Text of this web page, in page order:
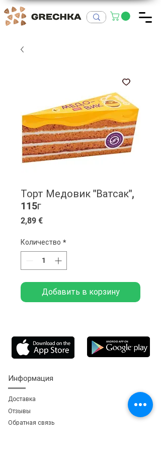
Торт Медовик "Ватсак",
115г
2,89 €Цена
Количество *
Добавить в корзину
Информация
Доставка
Отзывы
Обратная связь